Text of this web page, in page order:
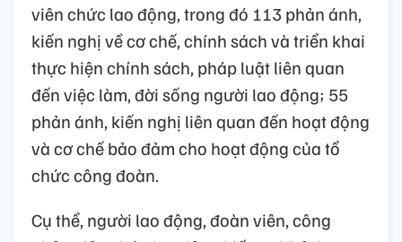
viên chức lao động, trong đó 113 phản ánh,
kiến nghị về cơ chế, chính sách và triển khai
thực hiện chính sách, pháp luật liên quan
đến việc làm, đời sống người lao động; 55
phản ánh, kiến nghị liên quan đến hoạt động
và cơ chế bảo đảm cho hoạt động của tổ
chức công đoàn.
Cụ thể, người lao động, đoàn viên, công